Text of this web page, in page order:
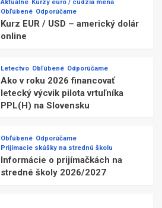
Aktuálne Kurzy euro / cudzia mena
Obľúbené Odporúčame
Kurz EUR / USD – americký dolár
online
Letectvo Obľúbené Odporúčame
Ako v roku 2026 financovať
letecký výcvik pilota vrtuľníka
PPL(H) na Slovensku
Obľúbené Odporúčame
Prijímacie skúšky na strednú školu
Informácie o prijímačkách na
stredné školy 2026/2027